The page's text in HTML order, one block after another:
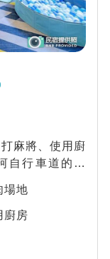
麻將、使用廚
自行車道的優
薦。
場地
廚房